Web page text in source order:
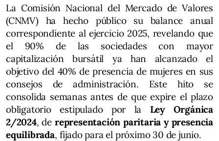
La Comisión Nacional del Mercado de Valores
(CNMV) ha hecho público su balance anual
correspondiente al ejercicio 2025, revelando que
el 90% de las sociedades con mayor
capitalización bursátil ya han alcanzado el
objetivo del 40% de presencia de mujeres en sus
consejos de administración. Este hito se
consolida semanas antes de que expire el plazo
obligatorio estipulado por la Ley Orgánica
2/2024, de representación paritaria y presencia
equilibrada, fijado para el próximo 30 de junio.